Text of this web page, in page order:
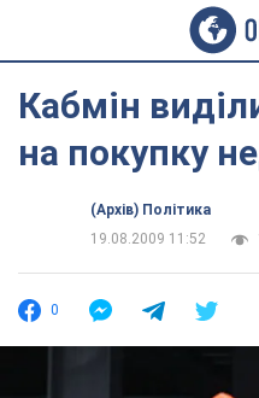
Кабмін
на покупку
(Архів) Політика
19.08.2009 11:52
0